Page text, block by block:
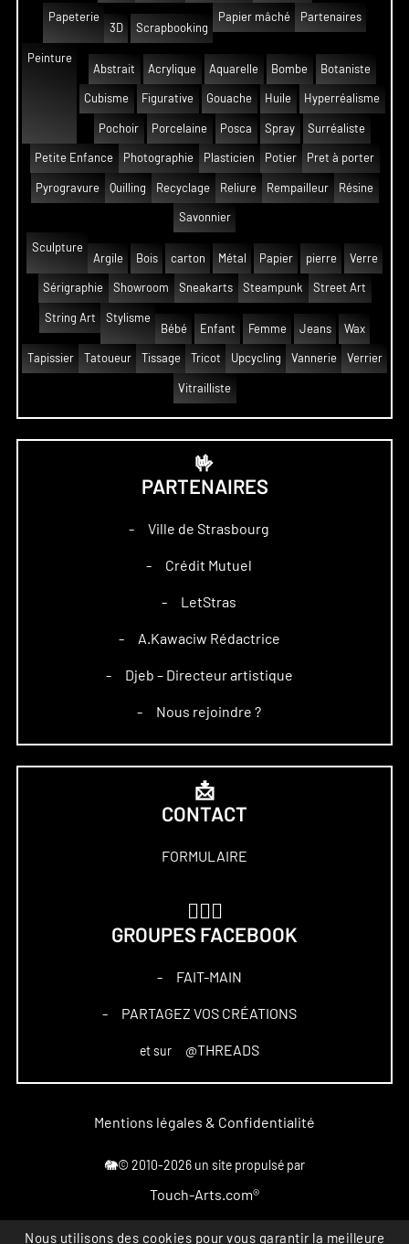
Papeterie
3D
Scrapbooking
Papier mâché Partenaires
Peinture
Abstrait
Acrylique Aquarelle Bombe Botaniste
Cubisme Figurative Gouache Huile Hyperréalisme
Pochoir Porcelaine Posca Spray Surréaliste
Petite Enfance Photographie Plasticien Potier Pret à porter
Pyrogravure Quilling Recyclage Reliure Rempailleur Résine
Savonnier
Sculpture
Argile
Bois carton Métal Papier pierre Verre
Sérigraphie Showroom Sneakarts Steampunk Street Art
String Art
Stylisme
Bébé
Enfant Femme Jeans Wax
Tapissier Tatoueur Tissage Tricot Upcycling Vannerie Verrier
Vitrailliste
🤟
PARTENAIRES
– Ville de Strasbourg
– Crédit Mutuel
– LetStras
– A.Kawaciw Rédactrice
– Djeb – Directeur artistique
– Nous rejoindre ?
📩
CONTACT
FORMULAIRE
GROUPES FACEBOOK
– FAIT-MAIN
– PARTAGEZ VOS CRÉATIONS
et sur @THREADS
Mentions légales & Confidentialité
🐘© 2010-2026 un site propulsé par
Touch-Arts.com®
Marque déposée
Nous utilisons des cookies pour vous garantir la meilleure